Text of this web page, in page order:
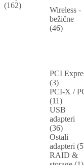
(162)
Wireless -
bežične
(46)
PCI
(3)
PCI-X /
(11)
USB
adapteri
(36)
Ostali
adapteri
RAID &